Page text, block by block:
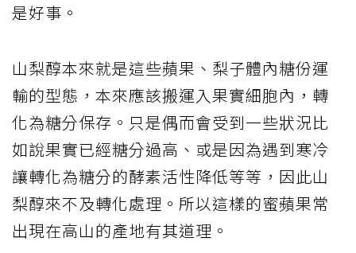
是好事。
山梨醇本來就是這些蘋果、梨子體內糖份運
輸的型態，本來應該搬運入果實細胞內，轉
化為糖分保存。只是偶而會受到一些狀況比
如說果實已經糖分過高、或是因為遇到寒冷
讓轉化為糖分的酵素活性降低等等，因此山
梨醇來不及轉化處理。所以這樣的蜜蘋果常
出現在高山的產地有其道理。